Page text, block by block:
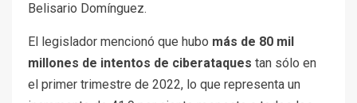
Belisario Domínguez.
El legislador mencionó que hubo más de 80 mil
millones de intentos de ciberataques tan sólo en
el primer trimestre de 2022, lo que representa un